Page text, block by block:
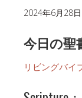
2024年6月28日
今日の聖
リビングバイ